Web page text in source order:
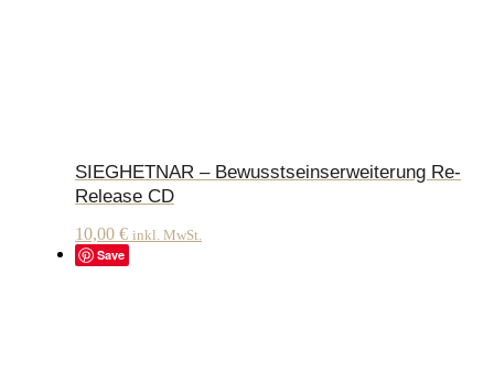
SIEGHETNAR – Bewusstseinserweiterung Re-
Release CD
10,00 € inkl. MwSt.
Save